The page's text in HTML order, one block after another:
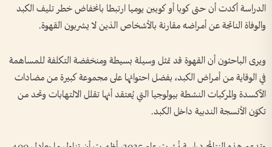
الدراسة أكدت أن حتى كوبا أو كوبين يوميا ارتبطا بانخفاض خطر تليف الكبد
والوفاة الناتجة عن أمراضه مقارنة بالأشخاص الذين لا يشربون القهوة.
ويرى الباحثون أن القهوة قد تمثل وسيلة بسيطة ومنخفضة التكلفة للمساهمة
في الوقاية من أمراض الكبد، بفضل احتوائها على مجموعة كبيرة من مضادات
الأكسدة والمركبات النشطة بيولوجيا التي يُعتقد أنها تقلل الالتهابات وتحد من
تكوّن الأنسجة الندبية داخل الكبد.